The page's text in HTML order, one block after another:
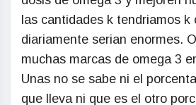
las cantidades k tendriamos k
diariamente serian enormes.
muchas marcas de omega 3
Unas no se sabe ni el
que lleva ni que es el otro